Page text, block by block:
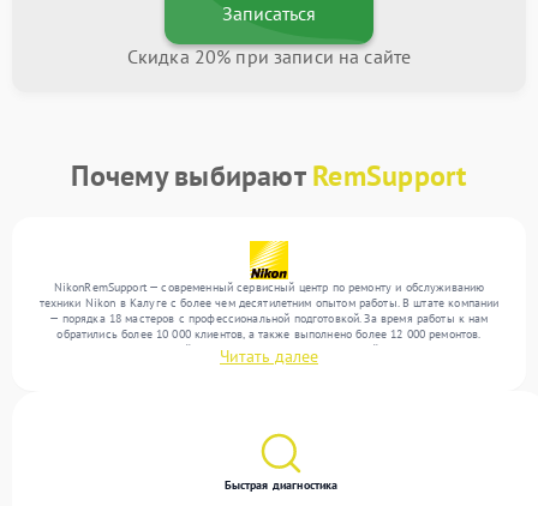
Записаться
Скидка 20% при записи на сайте
Почему выбираютRemSupport
NikonRemSupport — современный сервисный центр по ремонту и обслуживанию
техники Nikon в Калуге с более чем десятилетним опытом работы. В штате компании
— порядка 18 мастеров с профессиональной подготовкой. За время работы к нам
обратились более 10 000 клиентов, а также выполнено более 12 000 ремонтов.
Ежемесячно в сервисный центр поступает более 300 устройств, включая , , . Мы
работаем с широким спектром неисправностей и обеспечиваем надежный результат
Читать далее
Быстрая диагностика